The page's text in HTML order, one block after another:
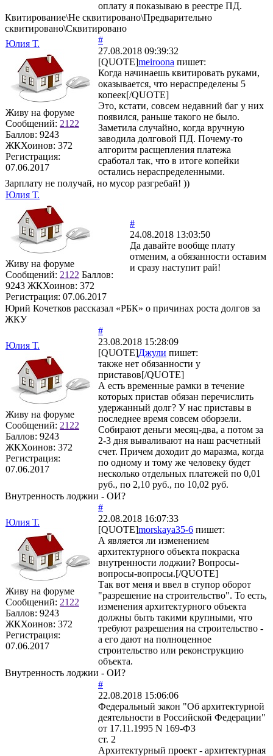
оплату я показываю в реестре ПД.
Квитирование\Не сквитировано\Предварительно
сквитировано\Сквитировано
Юлия Т.
Живу на форуме
Сообщений: 2122
Баллов: 9243
ЖКХоинов: 372
Регистрация:
07.06.2017
#
27.08.2018 09:39:32
[QUOTE]meiroona пишет:
Когда начинаешь квитировать руками,
оказывается, что нераспределены 5
копеек[/QUOTE]
Это, кстати, совсем недавний баг у них
появился, раньше такого не было.
Заметила случайно, когда вручную
заводила долговой ПД. Почему-то
алгоритм расщепления платежа
сработал так, что в итоге копейки
остались нераспределенными.
Зарплату не получай, но мусор разгребай! ))
Юлия Т.
Живу на форуме
Сообщений: 2122 Баллов:
9243 ЖКХоинов: 372
Регистрация: 07.06.2017
#
24.08.2018 13:03:50
Да давайте вообще плату
отменим, а обязанности оставим
и сразу наступит рай!
Юрий Кочетков рассказал «РБК» о причинах роста долгов за
ЖКУ
Юлия Т.
Живу на форуме
Сообщений: 2122
Баллов: 9243
ЖКХоинов: 372
Регистрация:
07.06.2017
#
23.08.2018 15:28:09
[QUOTE]Джули пишет:
также нет обязанности у
приставов[/QUOTE]
А есть временные рамки в течение
которых пристав обязан перечислить
удержанный долг? У нас приставы в
последнее время совсем оборзели.
Собирают деньги месяц-два, а потом за
2-3 дня вываливают на наш расчетный
счет. Причем доходит до маразма, когда
по одному и тому же человеку будет
несколько отдельных платежей по 0,01
руб., по 2,10 руб., по 10,02 руб.
Внутренность лоджии - ОИ?
Юлия Т.
Живу на форуме
Сообщений: 2122
Баллов: 9243
ЖКХоинов: 372
Регистрация:
07.06.2017
#
22.08.2018 16:07:33
[QUOTE]morskaya35-6 пишет:
А является ли изменением
архитектурного объекта покраска
внутренности лоджии? Вопросы-
вопросы-вопросы.[/QUOTE]
Так вот меня и ввел в ступор оборот
"разрешение на строительство". То есть,
изменения архитектурного объекта
должны быть такими крупными, что
требуют разрешения на строительство -
а его дают на полноценное
строительство или реконструкцию
объекта.
Внутренность лоджии - ОИ?
#
22.08.2018 15:06:06
Федеральный закон "Об архитектурной
деятельности в Российской Федерации"
от 17.11.1995 N 169-ФЗ
ст. 2
Архитектурный проект - архитектурная